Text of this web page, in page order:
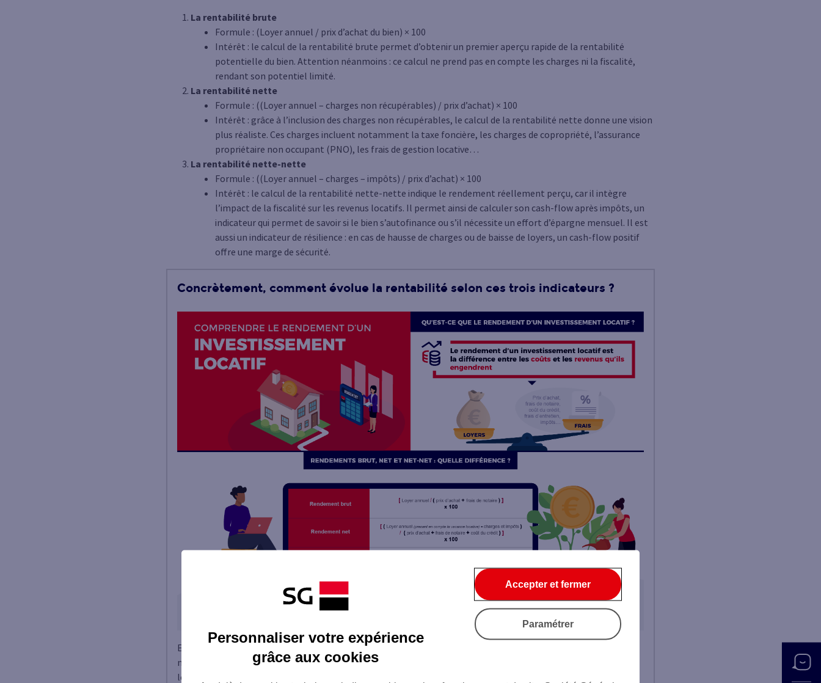
La rentabilité brute
Formule : (Loyer annuel / prix d’achat du bien) × 100
Intérêt : le calcul de la rentabilité brute permet d’obtenir un premier aperçu rapide de la rentabilité
potentielle du bien. Attention néanmoins : ce calcul ne prend pas en compte les charges ni la fiscalité,
rendant son potentiel limité.
La rentabilité nette
Formule : ((Loyer annuel – charges non récupérables) / prix d’achat) × 100
Intérêt : grâce à l’inclusion des charges non récupérables, le calcul de la rentabilité nette donne une vision
plus réaliste. Ces charges incluent notamment la taxe foncière, les charges de copropriété, l’assurance
propriétaire non occupant (PNO), les frais de gestion locative…
La rentabilité nette-nette
Formule : ((Loyer annuel – charges – impôts) / prix d’achat) × 100
Intérêt : le calcul de la rentabilité nette-nette indique le rendement réellement perçu, car il intègre
l’impact de la fiscalité sur les revenus locatifs. Il permet ainsi de calculer son cash-flow après impôts, un
indicateur qui permet de savoir si le bien s’autofinance ou s’il nécessite un effort d’épargne mensuel. Il est
aussi un indicateur de résilience : en cas de hausse de charges ou de baisse de loyers, un cash-flow positif
offre une marge de sécurité.
Concrètement, comment évolue la rentabilité selon ces trois indicateurs ?
Exemple : un appartement acheté 200 000 euros, loué 8 400 euros par an, soit 700 euros par mois. Les charges
non récupérables s’élèvent à 1 500 euros par an et l’investisseur paie 1 000 euros d’impôts sur ses revenus
locatifs. On obtient :
Personnaliser votre expérience
grâce aux cookies
Accepter et fermer
Paramétrer